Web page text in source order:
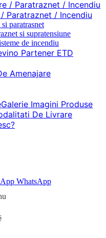
Paratraznet / Incendiu
paratrasnet
si supratensiune
de incendiu
Partener ETD
Amenajare
Galerie Imagini Produse
De Livrare
WhatsApp